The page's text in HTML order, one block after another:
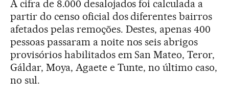
A cifra de 8.000 desalojados foi calculada a
partir do censo oficial dos diferentes bairros
afetados pelas remoções. Destes, apenas 400
pessoas passaram a noite nos seis abrigos
provisórios habilitados em San Mateo, Teror,
Gáldar, Moya, Agaete e Tunte, no último caso,
no sul.